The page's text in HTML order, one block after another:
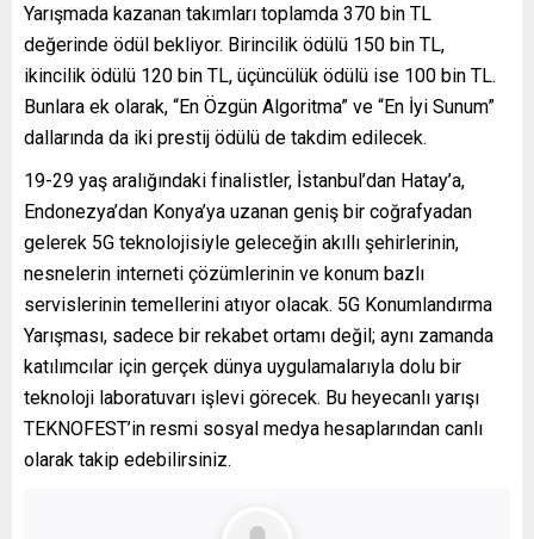
Yarışmada kazanan takımları toplamda 370 bin TL
değerinde ödül bekliyor. Birincilik ödülü 150 bin TL,
ikincilik ödülü 120 bin TL, üçüncülük ödülü ise 100 bin TL.
Bunlara ek olarak, “En Özgün Algoritma” ve “En İyi Sunum”
dallarında da iki prestij ödülü de takdim edilecek.
19-29 yaş aralığındaki finalistler, İstanbul’dan Hatay’a,
Endonezya’dan Konya’ya uzanan geniş bir coğrafyadan
gelerek 5G teknolojisiyle geleceğin akıllı şehirlerinin,
nesnelerin interneti çözümlerinin ve konum bazlı
servislerinin temellerini atıyor olacak. 5G Konumlandırma
Yarışması, sadece bir rekabet ortamı değil; aynı zamanda
katılımcılar için gerçek dünya uygulamalarıyla dolu bir
teknoloji laboratuvarı işlevi görecek. Bu heyecanlı yarışı
TEKNOFEST’in resmi sosyal medya hesaplarından canlı
olarak takip edebilirsiniz.